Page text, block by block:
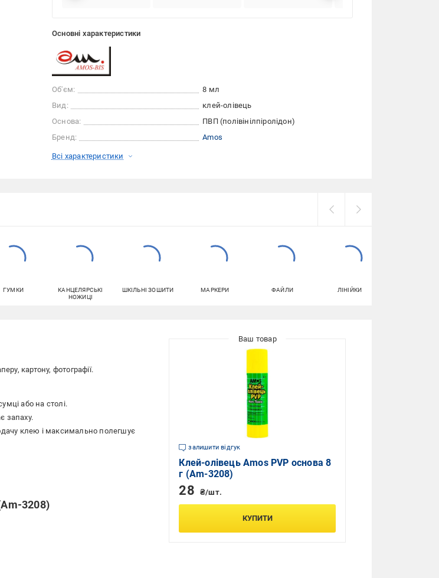
Основні характеристики
Об'єм:
8 мл
Вид:
клей-олівець
Основа:
ПВП (полівінілпіролідон)
Бренд:
Amos
Всі характеристики
ГУМКИ
КАНЦЕЛЯРСЬКІ
НОЖИЦІ
ШКІЛЬНІ ЗОШИТИ МАРКЕРИ ФАЙЛИ ЛІНІЙКИ
картону, фотографії.
або на столі.
запаху.
клею і максимально полегшує
3208)
залишити відгук
Клей-олівець Amos PVP основа 8
г (Am-3208)
28 ₴/шт.
КУПИТИ